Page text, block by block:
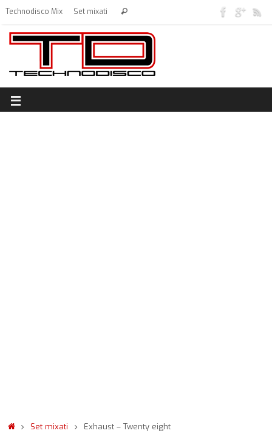
Technodisco Mix Set mixati
Set mixati Exhaust – Twenty eight